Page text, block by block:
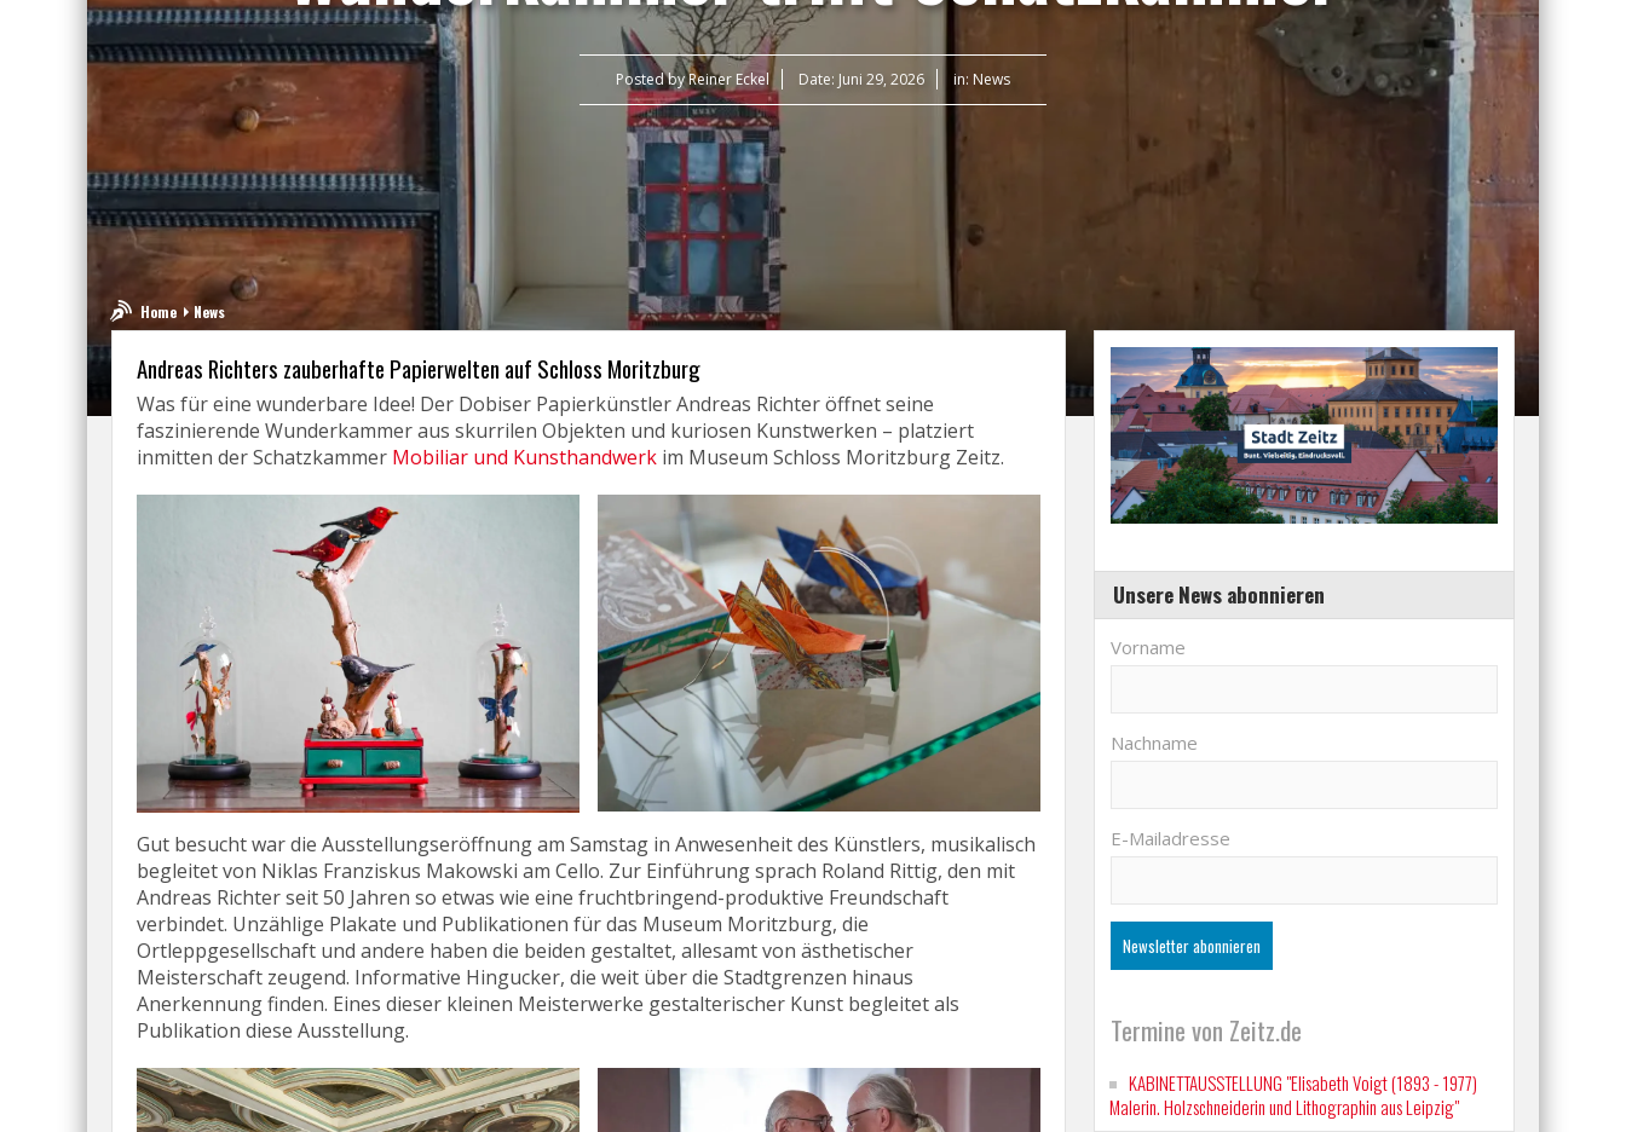
Posted byReiner Eckel Date: Juni 29, 2026 in: News
Home News
Andreas Richters zauberhafte Papierwelten auf Schloss Moritzburg
Was für eine wunderbare Idee! Der Dobiser Papierkünstler Andreas Richter öffnet seine
faszinierende Wunderkammer aus skurrilen Objekten und kuriosen Kunstwerken – platziert
inmitten der Schatzkammer Mobiliar und Kunsthandwerk im Museum Schloss Moritzburg Zeitz.
Gut besucht war die Ausstellungseröffnung am Samstag in Anwesenheit des Künstlers, musikalisch
begleitet von Niklas Franziskus Makowski am Cello. Zur Einführung sprach Roland Rittig, den mit
Andreas Richter seit 50 Jahren so etwas wie eine fruchtbringend-produktive Freundschaft
verbindet. Unzählige Plakate und Publikationen für das Museum Moritzburg, die
Ortleppgesellschaft und andere haben die beiden gestaltet, allesamt von ästhetischer
Meisterschaft zeugend. Informative Hingucker, die weit über die Stadtgrenzen hinaus
Anerkennung finden. Eines dieser kleinen Meisterwerke gestalterischer Kunst begleitet als
Publikation diese Ausstellung.
Unsere News abonnieren
Vorname
Nachname
E-Mailadresse
Termine von Zeitz.de
KABINETTAUSSTELLUNG "Elisabeth Voigt (1893 - 1977)
Malerin. Holzschneiderin und Lithographin aus Leipzig"